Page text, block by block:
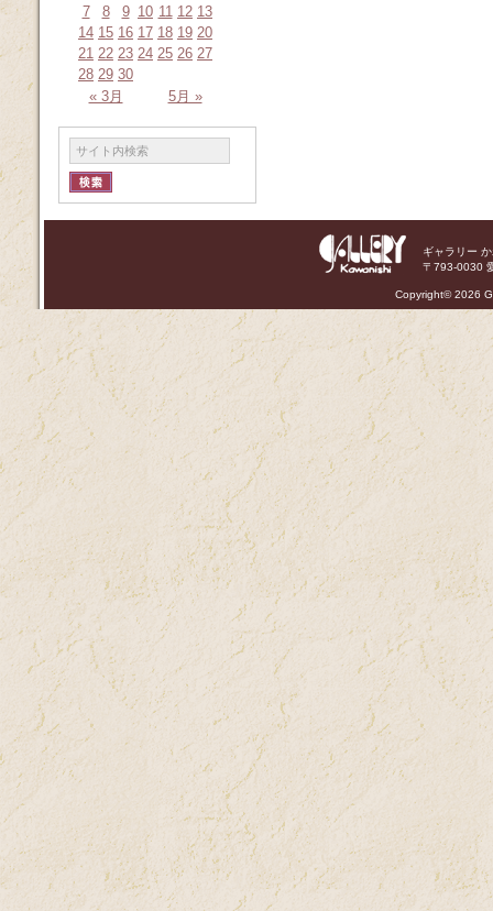
« 3月 5月 »
7
8 9 10 11 12 13
14 15 16 17 18 19 20
21 22 23 24 25 26 27
28 29 30
ギャラリー
〒793-0030
Copyright©2026